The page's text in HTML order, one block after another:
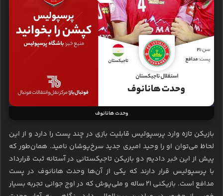
وحدت هانانوف
بازیکن تازه وارد پرسپولیس قابلیت بازی در چند پست را دارد و از این
لحاظ می‌توان او را وحید امیری جدید سرخ‌پوشان نامید. همان‌طور که
پیش از این خبر دادیم دو بازیکن تاجیکستانی در آستانه ثبت قرارداد
با پرسپولیس قرار دارند که یکی از آن‌ها وحدت هانانوف در پست
مدافع است. بازیکنی 21 ساله و ملی‌پوش که در اوج جوانی تجربه بسیار